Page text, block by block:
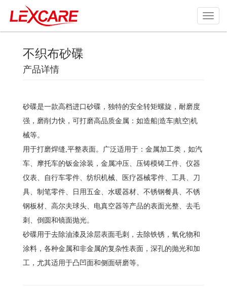
不织布砂碟
产品详情
砂碟是一款高档进口砂碟，独特的安全转矩螺旋，耐磨度
强，磨削力快，可打磨高品质金属：如造船|造车|航空|机
械等。
用于打磨焊缝,平整表面。广泛适用于：金属加工类，如汽
车、摩托车的钣金涂装，金属冲压、压铸模铸工件、仪器
仪表、自行车零件、纺织机械、医疗器械零件、工具、刀
具、制笔零件、日用五金、水暖器材、不锈钢餐具、不锈
钢板材、高尔夫球头、电真空器等产品的表面光整、去毛
刺、倒圆和镜面抛光。
砂碟用于去除油漆及涂层表面毛刺，去除铁锈，氧化物和
涂料，各种金属和非金属的复杂性表面，深孔的抛光和加
工，尤其适用于凸凹面和侧面研磨等。